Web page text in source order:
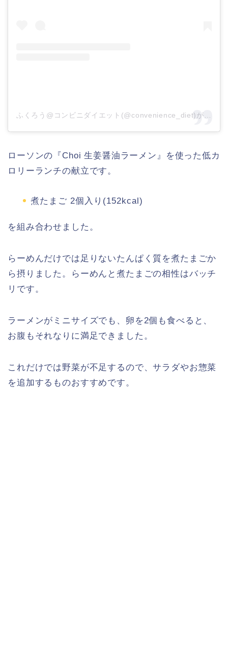
ローソンの『Choi 生姜醤油ラーメン』を使った低カ
ロリーランチの献立です。
煮たまご 2個入り(152kcal)
を組み合わせました。
らーめんだけでは足りないたんぱく質を煮たまごか
ら摂りました。らーめんと煮たまごの相性はバッチ
リです。
ラーメンがミニサイズでも、卵を2個も食べると、
お腹もそれなりに満足できました。
これだけでは野菜が不足するので、サラダやお惣菜
を追加するものおすすめです。